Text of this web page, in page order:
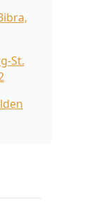
St.